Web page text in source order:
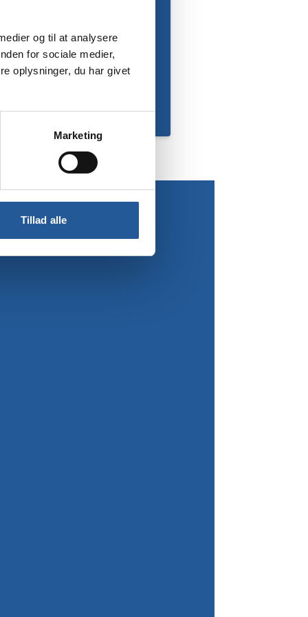
og til at analysere
for sociale medier,
oplysninger, du har givet
Marketing
Tillad alle